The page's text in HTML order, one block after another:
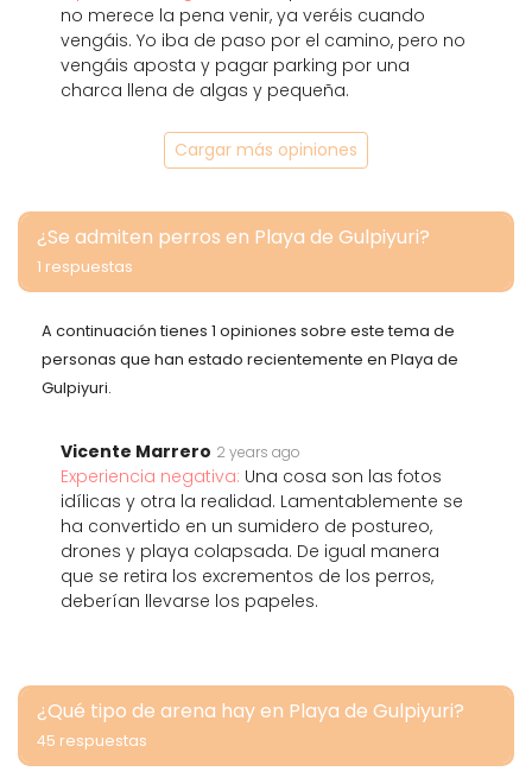
no merece la pena venir, ya veréis cuando
vengáis. Yo iba de paso por el camino, pero no
vengáis aposta y pagar parking por una
charca llena de algas y pequeña.
Cargar más opiniones
¿Se admiten perros en Playa de Gulpiyuri?
1 respuestas
A continuación tienes 1 opiniones sobre este tema de
personas que han estado recientemente en Playa de
Gulpiyuri.
Vicente Marrero 2 years ago
Experiencia negativa: Una cosa son las fotos
idílicas y otra la realidad. Lamentablemente se
ha convertido en un sumidero de postureo,
drones y playa colapsada. De igual manera
que se retira los excrementos de los perros,
deberían llevarse los papeles.
¿Qué tipo de arena hay en Playa de Gulpiyuri?
45 respuestas